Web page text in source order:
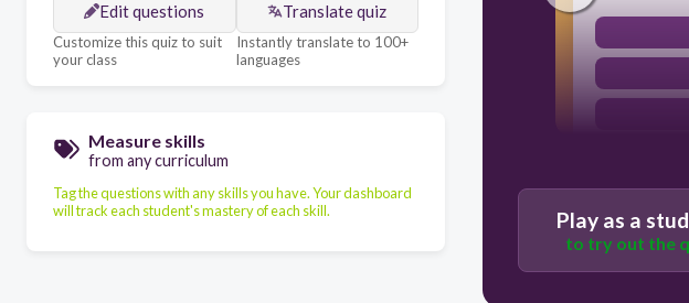
Edit questions
Customize this quiz to suit
your class
Translate quiz
Instantly translate to 100+
languages
Measure skills
from any curriculum
Tag the questions with any skills you have. Your dashboard
will track each student's mastery of each skill.
Play as a
to try out the